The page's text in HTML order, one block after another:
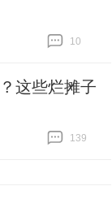
10
这些烂摊子
139